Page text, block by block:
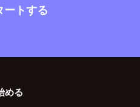
ートする
める